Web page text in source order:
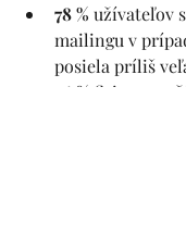
78 % užívateľov
mailingu v
posiela príliš
56 % firiem